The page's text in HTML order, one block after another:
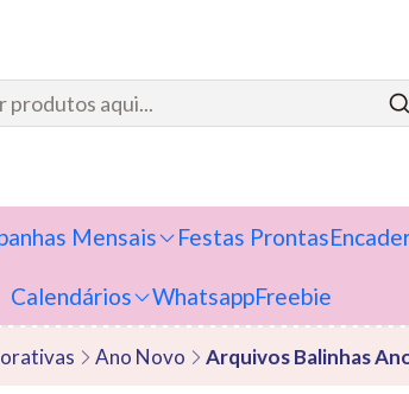
Mensais Festas Prontas
Calendários WhatsappFreebie
Ano Novo Arquivos Balinhas